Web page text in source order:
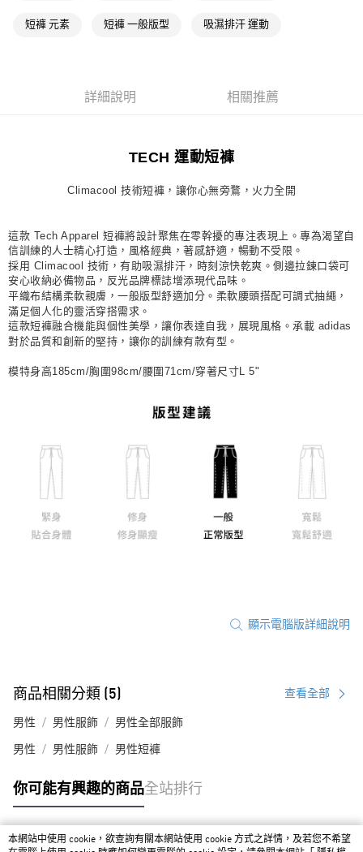
付款後萊爾富取貨
每筆NT$80，滿NT$1,500(含以上)免運費
每筆NT$80，滿NT$1,500(含以上)免運費
每筆NT$80，滿NT$1,500(含以上)免運費
短褲 元素 短褲 一般版型 吸濕排汗 運動
詳細說明 相關推薦
TECH 運動短褲
Climacool 技術短褲，讓你心無旁鶩，火力全開
這款 Tech Apparel 短褲將設計聚焦在零幹擾的專注表現上。專為渴望自
信訓練的人士精心打造，風格經典，著感舒適，暢動不受限。
採用 Climacool 技術，有助吸濕排汗，時刻涼快乾爽。側邊拉鍊口袋可
安心收納必備物品，反光品牌標誌增添現代品味。
平織布結構柔軟親膚，一般版型舒適加分。柔軟腰頭搭配可調式抽繩，
滿足個人化的靈活穿搭需求。
這款短褲融合機能與個性美學，讓你表達自我，展現風格。承載 adidas
對於品質和創新的堅持，讓你的訓練有款有型。
模特身高185cm/胸圍98cm/腰圍71cm/穿著尺寸L 5"
顯示電腦版詳細說明
商品相關分類 (5) 查看全部
男性 男性服飾 男性全部服飾
男性 男性服飾 男性短褲
你可能有興趣的商品全站排行
本網站中使用 cookie，欲查詢有關本網站使用 cookie 方式之詳情，及若您不希望